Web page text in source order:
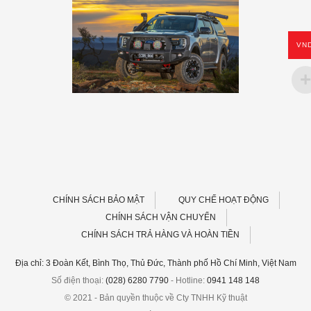
CHÍNH SÁCH BẢO MẬT
QUY CHẾ HOẠT ĐỘNG
CHÍNH SÁCH VẬN CHUYỂN
CHÍNH SÁCH TRẢ HÀNG VÀ HOÀN TIỀN
Địa chỉ: 3 Đoàn Kết, Bình Thọ, Thủ Đức, Thành phố Hồ Chí Minh, Việt Nam
Số điện thoại: (028) 6280 7790 - Hotline: 0941 148 148
© 2021 - Bản quyền thuộc về Cty TNHH Kỹ thuật